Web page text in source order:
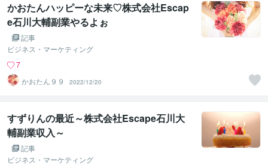
かおたんハッピーな未来♡株式会社Escap
e石川大輔副業やるよぉ
記事
ビジネス・マーケティング
7
かおたん９９
2022/12/20
すずりんの最近～株式会社Escape石川大
輔副業収入～
記事
ビジネス・マーケティング